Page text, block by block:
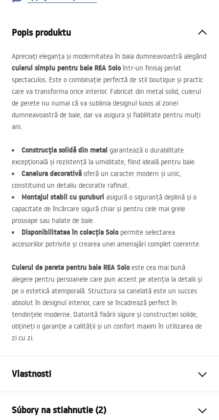
Popis produktu
Apreciați eleganța și modernitatea în baia dumneavoastră alegând
cuierul simplu pentru baie REA Soloîntr-un finisaj periat
spectaculos. Este o combinație perfectă de stil boutique și practic
care va transforma orice interior. Fabricat din metal solid, cuierul
de perete nu numai că va sublinia designul luxos al zonei
dumneavoastră de baie, dar va asigura și fiabilitate pentru mulți
ani.
Construcția solidă din metal garantează o durabilitate
excepțională și rezistență la umiditate, fiind ideală pentru baie.
Canelura decorativă oferă un caracter modern și unic,
constituind un detaliu decorativ rafinat.
Montajul stabil cu șuruburi asigură o siguranță deplină și o
capacitate de încărcare sigură chiar și pentru cele mai grele
prosoape sau halate de baie.
Disponibilitatea în colecția Solopermite selectarea
accesoriilor potrivite și crearea unei amenajări complet coerente.
Cuierul de perete pentru baie REA Soloeste cea mai bună
alegere pentru persoanele care pun accent pe atenția la detalii și
pe o estetică atemporală. Structura sa canelată este un succes
absolut în designul interior, care se încadrează perfect în
tendințele moderne. Datorită fixării sigure și construcției solide,
obțineți o garanție a calității și un confort maxim în utilizarea de
zi cu zi.
Vlastnosti
Materiál
Súbory na stiahnutie (2)